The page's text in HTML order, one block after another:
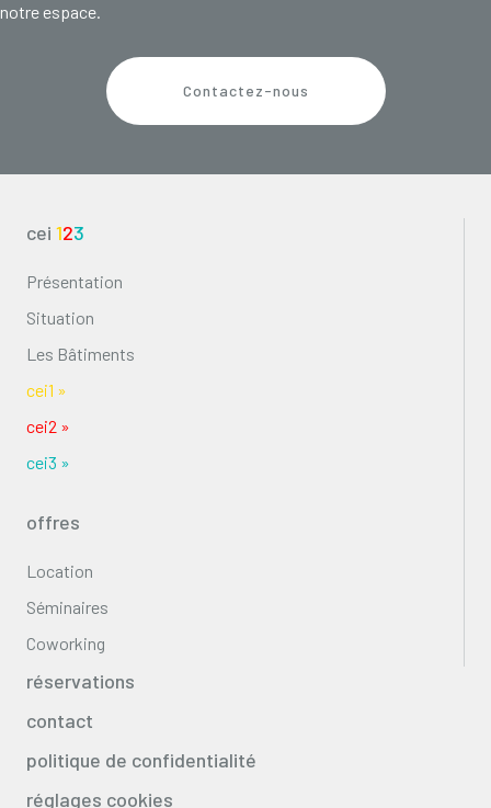
notre espace.
Contactez-nous
cei 123
Présentation
Situation
Les Bâtiments
cei1 »
cei2 »
cei3 »
offres
Location
Séminaires
Coworking
réservations
contact
politique de confidentialité
réglages cookies